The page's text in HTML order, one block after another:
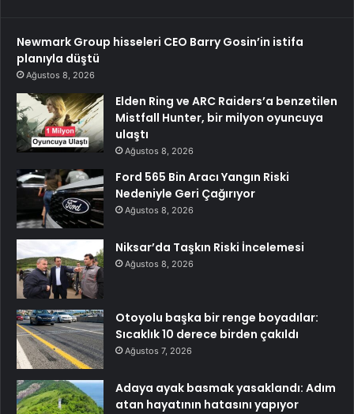
Newmark Group hisseleri CEO Barry Gosin’in istifa
planıyla düştü
Ağustos 8, 2026
Elden Ring ve ARC Raiders’a benzetilen
Mistfall Hunter, bir milyon oyuncuya
ulaştı
Ağustos 8, 2026
Ford 565 Bin Aracı Yangın Riski
Nedeniyle Geri Çağırıyor
Ağustos 8, 2026
Niksar’da Taşkın Riski İncelemesi
Ağustos 8, 2026
Otoyolu başka bir renge boyadılar:
Sıcaklık 10 derece birden çakıldı
Ağustos 7, 2026
Adaya ayak basmak yasaklandı: Adım
atan hayatının hatasını yapıyor